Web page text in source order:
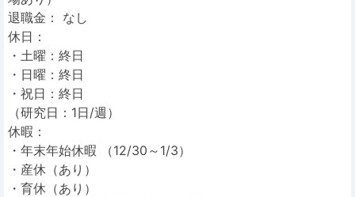
退職金： なし
休日：
・土曜：終日
・日曜：終日
・祝日：終日
（研究日：1日/週）
休暇：
・年末年始休暇 （12/30～1/3）
・産休（あり）
・育休（あり）